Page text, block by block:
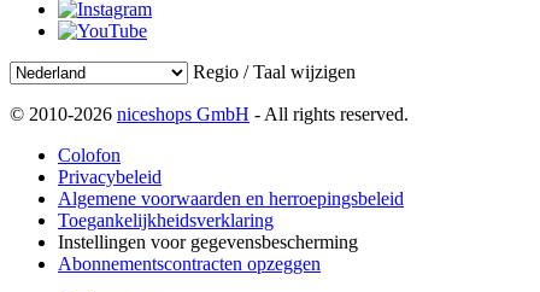
Regio / Taal wijzigen
© 2010-2026 niceshops GmbH - All rights reserved.
Colofon
Privacybeleid
Algemene voorwaarden en herroepingsbeleid
Toegankelijkheidsverklaring
Instellingen voor gegevensbescherming
Abonnementscontracten opzeggen